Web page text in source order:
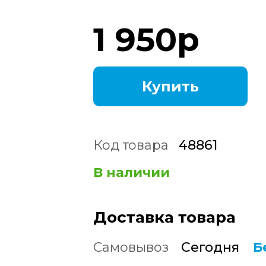
1 950р
Купить
Код товара
48861
В наличии
Доставка товара
Самовывоз Сегодня